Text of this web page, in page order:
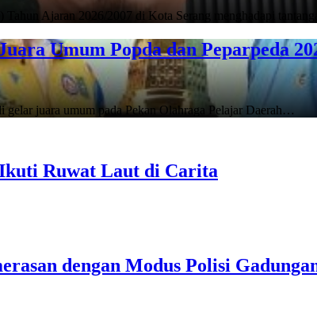
Tahun Ajaran 2026/2007 di Kota Serang menghadapi
Umum Popda dan Peparpeda
juara umum pada Pekan Olahraga Pelajar Daerah…
Ruwat Laut di Carita
dengan Modus Polisi